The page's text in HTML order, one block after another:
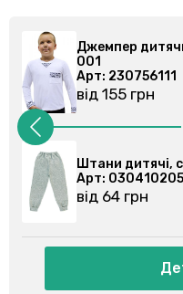
Джемпер дитячий
001
Арт: 230756111
від 155 грн
Штани дитячі, сірий
Арт: 030410205
від 64 грн